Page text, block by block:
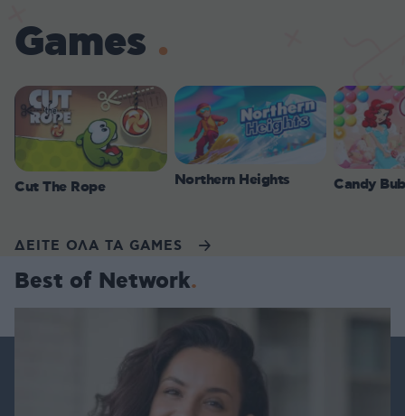
Games
Cut The Rope Northern Heights Candy
ΔΕΙΤΕ ΟΛΑ ΤΑ GAMES
Best of Network